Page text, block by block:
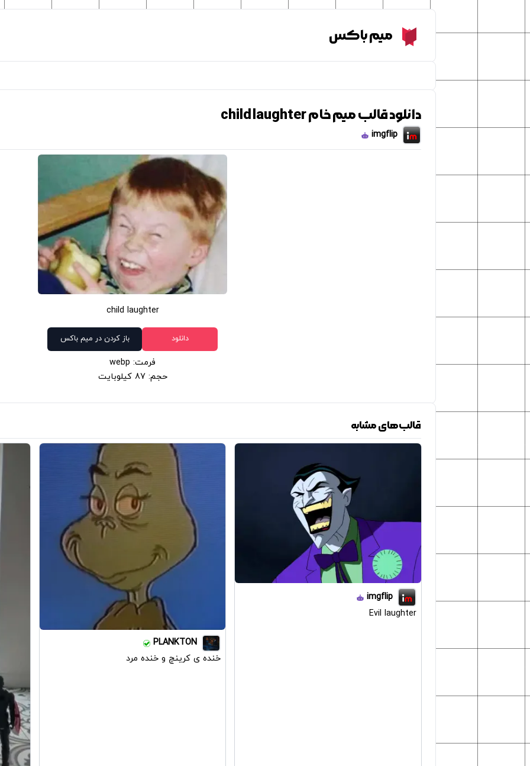
Meme Boxمیم باکس
دانلود قالب میم خام child laughter
imgflip
child laughter
دانلود باز کردن در میم باکس
فرمت: webp
حجم: 87 کیلوبایت
قالب‌های مشابه
imgflip
Evil laughter
PLANKTON
خنده ی کرینچ و خنده مرد